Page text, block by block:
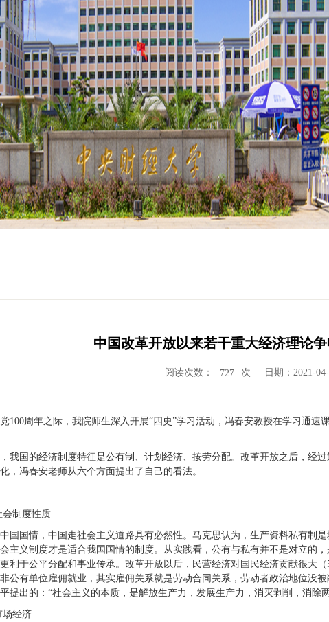
中国改革开放以来若干重大经济理论
阅读次数： 727 次 日期：2021-
100周年之际，我院师生深入开展“四史”学习活动，冯春安教授在学习通
我国的经济制度特征是公有制、计划经济、按劳分配。改革开放之后，经
，冯春安老师从六个方面提出了自己的看法。
会制度性质
国国情，中国走社会主义道路具有必然性。马克思认为，生产资料私有制
主义制度才是适合我国国情的制度。从实践看，公有与私有并不是对立的
利于公平分配和事业传承。改革开放以后，民营经济对国民经济贡献很大
公有单位雇佣就业，其实雇佣关系就是劳动合同关系，劳动者政治地位没
提出的：“社会主义的本质，是解放生产力，发展生产力，消灭剥削，消除
场经济